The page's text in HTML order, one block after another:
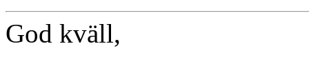
God kväll,